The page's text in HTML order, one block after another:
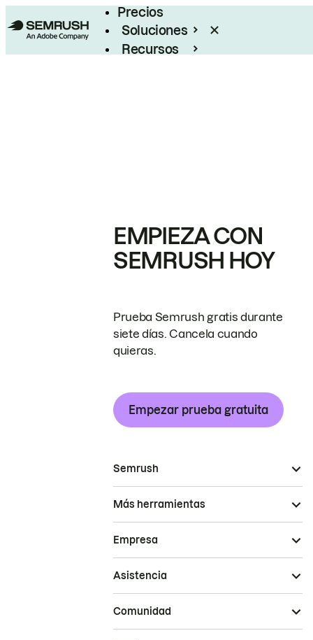
Precios
Soluciones
Recursos
EMPIEZA CON
SEMRUSH HOY
Prueba Semrush gratis durante
siete días. Cancela cuando
quieras.
Empezar prueba gratuita
Semrush
Más herramientas
Empresa
Asistencia
Comunidad